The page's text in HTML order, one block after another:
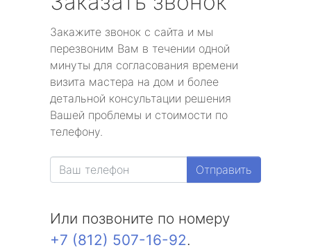
Закажите звонок с сайта и мы
перезвоним Вам в течении одной
минуты для согласования времени
визита мастера на дом и более
детальной консультации решения
Вашей проблемы и стоимости по
телефону.
Отправить
Или позвоните по номеру
+7 (812) 507-16-92.